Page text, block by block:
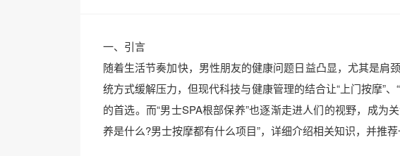
一、引言
随着生活节奏加快，男性朋友的健康问题日益凸显，尤其是肩
统方式缓解压力，但现代科技与健康管理的结合让“上门按摩”、“
的首选。而“男士SPA根部保养”也逐渐走进人们的视野，成为
养是什么?男士按摩都有什么项目”，详细介绍相关知识，并推